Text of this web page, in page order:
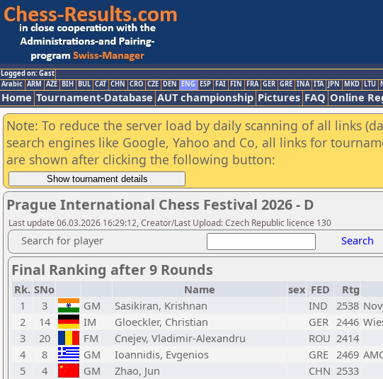
Logged on: Gast
Arabic ARM AZE BIH BUL CAT CHN CRO CZE DEN ENG ESP FAI FIN FRA GER GRE INA ITA JPN MKD LTU
Home Tournament-Database AUT championship Pictures FAQ Online
Note: To reduce the server load by daily scanning of all links
search engines like Google, Yahoo and Co, all links for
are shown after clicking the following button:
Prague International Chess Festival 2026 - D
Last update 06.03.2026 16:29:12, Creator/Last Upload: Czech Republic licence 130
Search for player Search
Final Ranking after 9 Rounds
Rk. SNo Name sex FED Rtg
1
3 GM Sasikiran, Krishnan IND 2538
2
14 IM Gloeckler, Christian GER 2446
3
20 FM Cnejev, Vladimir-Alexandru ROU 2414
4
8 GM Ioannidis, Evgenios GRE 2469
5
4 GM Zhao, Jun CHN 2533